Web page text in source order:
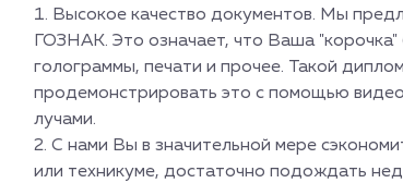
Высокое качество документов. Мы
ГОЗНАК. Это означает, что Ваша
голограммы, печати и прочее. Такой
продемонстрировать это с помощью
лучами.
С нами Вы в значительной мере
или техникуме, достаточно подождать